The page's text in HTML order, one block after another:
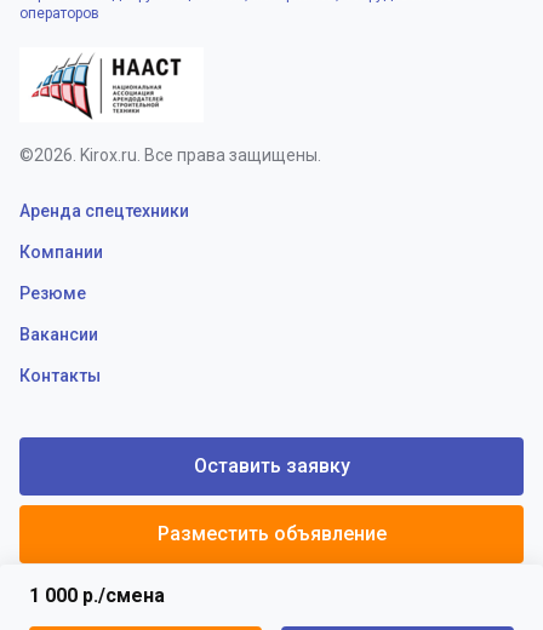
1 000 р./смена
операторов
©2026. Kirox.ru. Все права защищены.
Аренда спецтехники
Компании
Резюме
Вакансии
Контакты
Оставить заявку
Разместить объявление
Политики конфиденциальности